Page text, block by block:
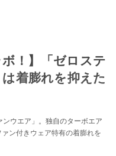
ボ！】「ゼロステ
着膨れを抑えた
ンウエア」。独自のターボエア
ン付きウェア特有の着膨れを